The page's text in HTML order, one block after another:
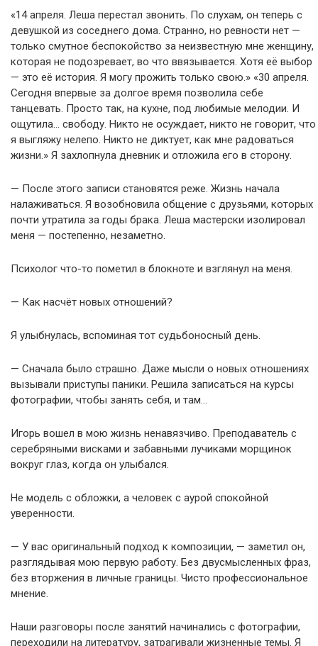
«14 апреля. Леша перестал звонить. По слухам, он теперь с
девушкой из соседнего дома. Странно, но ревности нет —
только смутное беспокойство за неизвестную мне женщину,
которая не подозревает, во что ввязывается. Хотя её выбор
— это её история. Я могу прожить только свою.» «30 апреля.
Сегодня впервые за долгое время позволила себе
танцевать. Просто так, на кухне, под любимые мелодии. И
ощутила… свободу. Никто не осуждает, никто не говорит, что
я выгляжу нелепо. Никто не диктует, как мне радоваться
жизни.» Я захлопнула дневник и отложила его в сторону.
— После этого записи становятся реже. Жизнь начала
налаживаться. Я возобновила общение с друзьями, которых
почти утратила за годы брака. Леша мастерски изолировал
меня — постепенно, незаметно.
Психолог что-то пометил в блокноте и взглянул на меня.
— Как насчёт новых отношений?
Я улыбнулась, вспоминая тот судьбоносный день.
— Сначала было страшно. Даже мысли о новых отношениях
вызывали приступы паники. Решила записаться на курсы
фотографии, чтобы занять себя, и там…
Игорь вошел в мою жизнь ненавязчиво. Преподаватель с
серебряными висками и забавными лучиками морщинок
вокруг глаз, когда он улыбался.
Не модель с обложки, а человек с аурой спокойной
уверенности.
— У вас оригинальный подход к композиции, — заметил он,
разглядывая мою первую работу. Без двусмысленных фраз,
без вторжения в личные границы. Чисто профессиональное
мнение.
Наши разговоры после занятий начинались с фотографии,
переходили на литературу, затрагивали жизненные темы. Я